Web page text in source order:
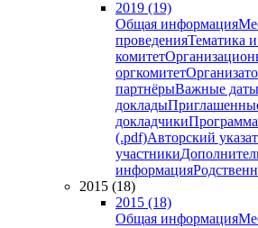
2019 (19)
Общая информация
проведенияТематика
комитет
оргкомитет
партнёрыВажные даты
доклады
докладчикиПрограмма
(.pdf)Авторский
участники
информация
2015 (18)
2015 (18)
Общая информация